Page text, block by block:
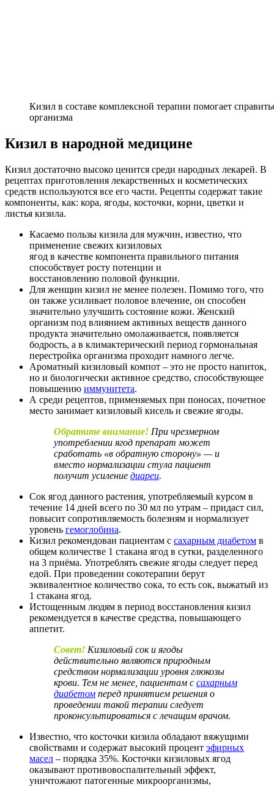
Кизил в составе комплексной терапии помогает
организма
Кизил в народной медицине
Кизил достаточно высоко ценится среди народных лекарей. В
рецептах приготовления лекарственных и косметических
средств используются все его части. Рецепты содержат такие
компоненты, как: кора, ягоды, косточки, корни, цветки и
листья кизила.
Касаемо пользы кизила для мужчин, известно, что
применение свежих кизиловых
ягод в качестве компонента правильного питания
способствует росту потенции и
восстановлению половой функции.
Для женщин кизил не менее полезен. Помимо того, что
он также усиливает половое влечение, он способен
значительно улучшить состояние кожи. Женский
организм под влиянием активных веществ данного
продукта значительно омолаживается, появляется
бодрость, а в климактерический период гормональная
перестройка организма проходит намного легче.
Ароматный кизиловый компот – это не просто напиток,
но и биологически активное средство, способствующее
повышению иммунитета.
А среди рецептов, применяемых при поносах, почетное
место занимает кизиловый кисель и свежие ягоды.
Обратите внимание! При чрезмерном
употреблении ягод препарат может
сработать «в обратную сторону» — и
вместо нормализации стула пациент
получит усиление диареи.
Сок ягод данного растения, употребляемый курсом в
течение 14 дней всего по 30 мл по утрам – придаст сил,
повысит сопротивляемость болезням и нормализует
уровень гемоглобина.
Кизил рекомендован пациентам с сахарным диабетом в
общем количестве 1 стакана ягод в сутки, разделенного
на 3 приёма. Употреблять свежие ягоды следует перед
едой. При проведении сокотерапии берут
эквивалентное количество сока, то есть сок, выжатый из
1 стакана ягод.
Истощенным людям в период восстановления кизил
рекомендуется в качестве средства, повышающего
аппетит.
Совет! Кизиловый сок и ягоды
действительно являются природным
средством нормализации уровня глюкозы
крови. Тем не менее, пациентам с сахарным
диабетом перед принятием решения о
проведении такой терапии следует
проконсультироваться с лечащим врачом.
Известно, что косточки кизила обладают вяжущими
свойствами и содержат высокий процент эфирных
масел – порядка 35%. Косточки кизиловых ягод
оказывают противовоспалительный эффект,
уничтожают патогенные микроорганизмы,